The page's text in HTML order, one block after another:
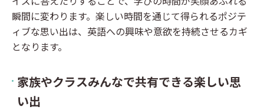
瞬間に変わります。楽しい時間を通じて得られるポジテ
ィブな思い出は、英語への興味や意欲を持続させるカギ
となります。
家族やクラスみんなで共有できる楽しい思
い出